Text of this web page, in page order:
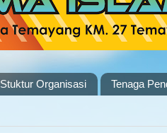
Stuktur Organisasi Tenaga